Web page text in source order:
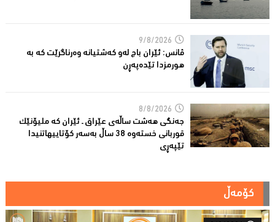
9/8/2026
ڤانس: ئێران باج له‌و كه‌شتیانه‌ وه‌رناگرێت كه‌ به‌
هورمزدا تێده‌په‌ڕن
8/8/2026
جەنگی هەشت ساڵەی عێراق ـ ئێران کە ملیۆنێک
قوربانى خستەوە 38 ساڵ بەسەر كۆتاییهاتنیدا
تێپەڕى
کۆمەڵ